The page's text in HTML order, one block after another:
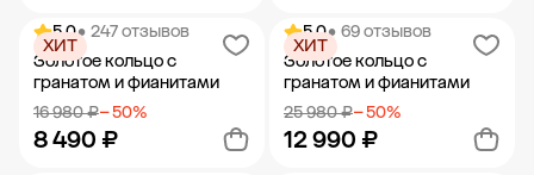
Добавить в корзину Добавить в корзину
5.0• 247 отзывов
Золотое кольцо с
гранатом и фианитами
16 980 ₽− 50%
8 490 ₽
ХИТ
5.0• 69 отзывов
Золотое кольцо с
гранатом и фианитами
25 980 ₽− 50%
12 990 ₽
ХИТ